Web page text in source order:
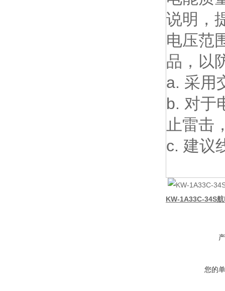
说明，
电压范
品，以
a. 采用
b. 对于
止雷击
c. 建议
KW-1A33C-34S
您的